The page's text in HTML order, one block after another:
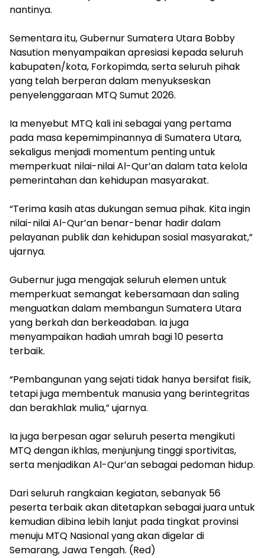
nantinya.
‎Sementara itu, Gubernur Sumatera Utara Bobby
Nasution menyampaikan apresiasi kepada seluruh
kabupaten/kota, Forkopimda, serta seluruh pihak
yang telah berperan dalam menyukseskan
penyelenggaraan MTQ Sumut 2026.
‎Ia menyebut MTQ kali ini sebagai yang pertama
pada masa kepemimpinannya di Sumatera Utara,
sekaligus menjadi momentum penting untuk
memperkuat nilai-nilai Al-Qur’an dalam tata kelola
pemerintahan dan kehidupan masyarakat.
‎“Terima kasih atas dukungan semua pihak. Kita ingin
nilai-nilai Al-Qur’an benar-benar hadir dalam
pelayanan publik dan kehidupan sosial masyarakat,”
ujarnya.
‎Gubernur juga mengajak seluruh elemen untuk
memperkuat semangat kebersamaan dan saling
menguatkan dalam membangun Sumatera Utara
yang berkah dan berkeadaban. Ia juga
menyampaikan hadiah umrah bagi 10 peserta
terbaik.
‎“Pembangunan yang sejati tidak hanya bersifat fisik,
tetapi juga membentuk manusia yang berintegritas
dan berakhlak mulia,” ujarnya.
‎Ia juga berpesan agar seluruh peserta mengikuti
MTQ dengan ikhlas, menjunjung tinggi sportivitas,
serta menjadikan Al-Qur’an sebagai pedoman hidup.
Dari seluruh rangkaian kegiatan, sebanyak 56
peserta terbaik akan ditetapkan sebagai juara untuk
kemudian dibina lebih lanjut pada tingkat provinsi
menuju MTQ Nasional yang akan digelar di
Semarang, Jawa Tengah. (Red)